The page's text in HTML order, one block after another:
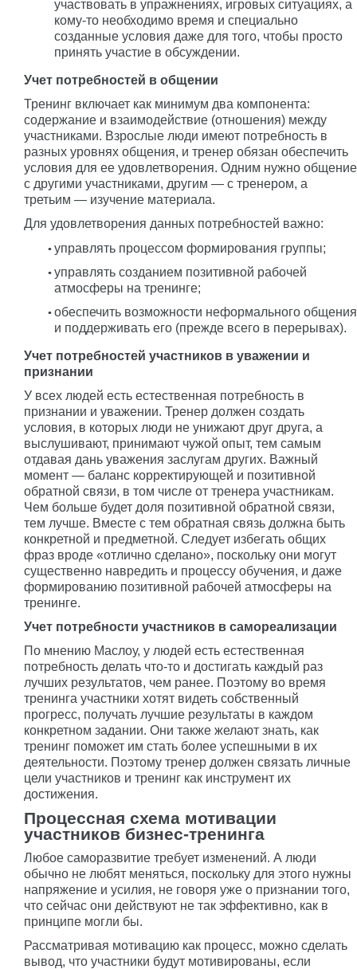
участвовать в упражнениях, игровых ситуациях, а
кому-то необходимо время и специально
созданные условия даже для того, чтобы просто
принять участие в обсуждении.
Учет потребностей в общении
Тренинг включает как минимум два компонента:
содержание и взаимодействие (отношения) между
участниками. Взрослые люди имеют потребность в
разных уровнях общения, и тренер обязан обеспечить
условия для ее удовлетворения. Одним нужно общение
с другими участниками, другим — с тренером, а
третьим — изучение материала.
Для удовлетворения данных потребностей важно:
управлять процессом формирования группы;
управлять созданием позитивной рабочей
атмосферы на тренинге;
обеспечить возможности неформального общения
и поддерживать его (прежде всего в перерывах).
Учет потребностей участников в уважении и
признании
У всех людей есть естественная потребность в
признании и уважении. Тренер должен создать
условия, в которых люди не унижают друг друга, а
выслушивают, принимают чужой опыт, тем самым
отдавая дань уважения заслугам других. Важный
момент — баланс корректирующей и позитивной
обратной связи, в том числе от тренера участникам.
Чем больше будет доля позитивной обратной связи,
тем лучше. Вместе с тем обратная связь должна быть
конкретной и предметной. Следует избегать общих
фраз вроде «отлично сделано», поскольку они могут
существенно навредить и процессу обучения, и даже
формированию позитивной рабочей атмосферы на
тренинге.
Учет потребности участников в самореализации
По мнению Маслоу, у людей есть естественная
потребность делать что-то и достигать каждый раз
лучших результатов, чем ранее. Поэтому во время
тренинга участники хотят видеть собственный
прогресс, получать лучшие результаты в каждом
конкретном задании. Они также желают знать, как
тренинг поможет им стать более успешными в их
деятельности. Поэтому тренер должен связать личные
цели участников и тренинг как инструмент их
достижения.
Процессная схема мотивации
участников бизнес-тренинга
Любое саморазвитие требует изменений. А люди
обычно не любят меняться, поскольку для этого нужны
напряжение и усилия, не говоря уже о признании того,
что сейчас они действуют не так эффективно, как в
принципе могли бы.
Рассматривая мотивацию как процесс, можно сделать
вывод, что участники будут мотивированы, если